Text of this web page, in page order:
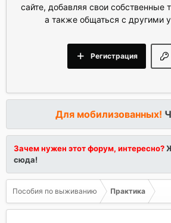
сайте, добавляя свои собственные
а также общаться с другими
Регистрация
Для мобилизованных!
Зачем нужен этот форум, интересно?
сюда!
Пособия по выживанию Практика